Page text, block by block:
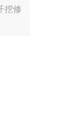
挖修